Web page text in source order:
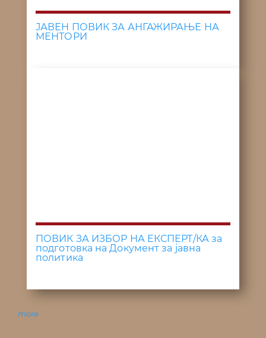
ЈАВЕН ПОВИК ЗА АНГАЖИРАЊЕ НА
МЕНТОРИ
ПОВИК ЗА ИЗБОР НА ЕКСПЕРТ/КА за
подготовка на Документ за јавна
политика
more